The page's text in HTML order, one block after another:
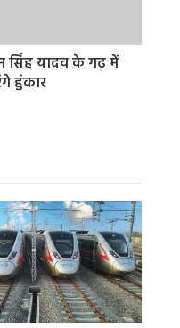
सिंह यादव के गढ़ में
हुंकार